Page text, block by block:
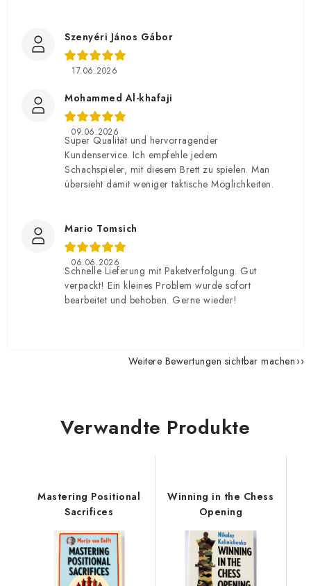
Szenyéri János Gábor
17.06.2026
Mohammed Al-khafaji
09.06.2026
Super Qualität und hervorragender
Kundenservice. Ich empfehle jedem
Schachspieler, mit diesem Brett zu spielen. Man
übersieht damit weniger taktische Möglichkeiten.
Mario Tomsich
06.06.2026
Schnelle Lieferung mit Paketverfolgung. Gut
verpackt! Ein kleines Problem wurde sofort
bearbeitet und behoben. Gerne wieder!
Weitere Bewertungen sichtbar machen
Verwandte Produkte
Mastering Positional
Sacrifices
Winning in the Chess
Opening